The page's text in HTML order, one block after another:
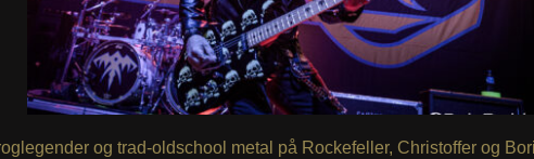
og trad-oldschool metal på Rockefeller, Christoffer og